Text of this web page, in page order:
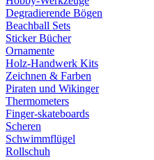
Degradierende Bögen
Beachball Sets
Sticker Bücher
Ornamente
Holz-Handwerk Kits
Zeichnen & Farben
Piraten und Wikinger
Thermometers
Finger-skateboards
Scheren
Schwimmflügel
Rollschuh